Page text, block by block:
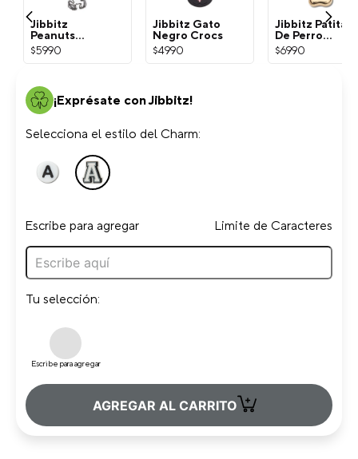
Jibbitz
Peanuts
Snoopy
Blanco Crocs
$5990
Jibbitz Gato
Negro Crocs
$4990
Jibbitz Patita
De Perro
Dorada Crocs
$6990
¡Exprésate con Jibbitz!
Selecciona el estilo del Charm:
Escribe para agregar Limite de Caracteres
Tu selección:
Escribe para agregar
AGREGAR AL CARRITO +